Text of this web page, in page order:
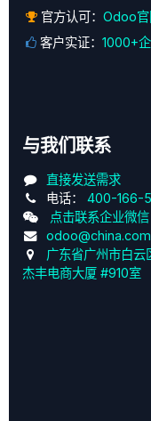
官方认可： Odoo官
客户实证： 1000+
与我们联系
直接发送需求
电话： 400-166-
点击联系企业微信
odoo@china.com
广东省广州市白云
杰丰电商大厦 #910室